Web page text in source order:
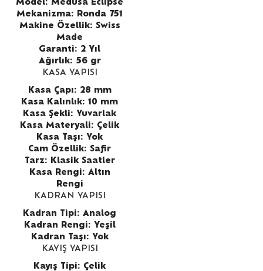
Model: Medusa Eclipse
Mekanizma: Ronda 751
Makine Özellik: Swiss
Made
Garanti: 2 Yıl
Ağırlık: 56 gr
KASA YAPISI
Kasa Çapı: 28 mm
Kasa Kalınlık: 10 mm
Kasa Şekli: Yuvarlak
Kasa Materyali: Çelik
Kasa Taşı: Yok
Cam Özellik: Safir
Tarz: Klasik Saatler
Kasa Rengi: Altın
Rengi
KADRAN YAPISI
Kadran Tipi: Analog
Kadran Rengi: Yeşil
Kadran Taşı: Yok
KAYIŞ YAPISI
Kayış Tipi: Çelik